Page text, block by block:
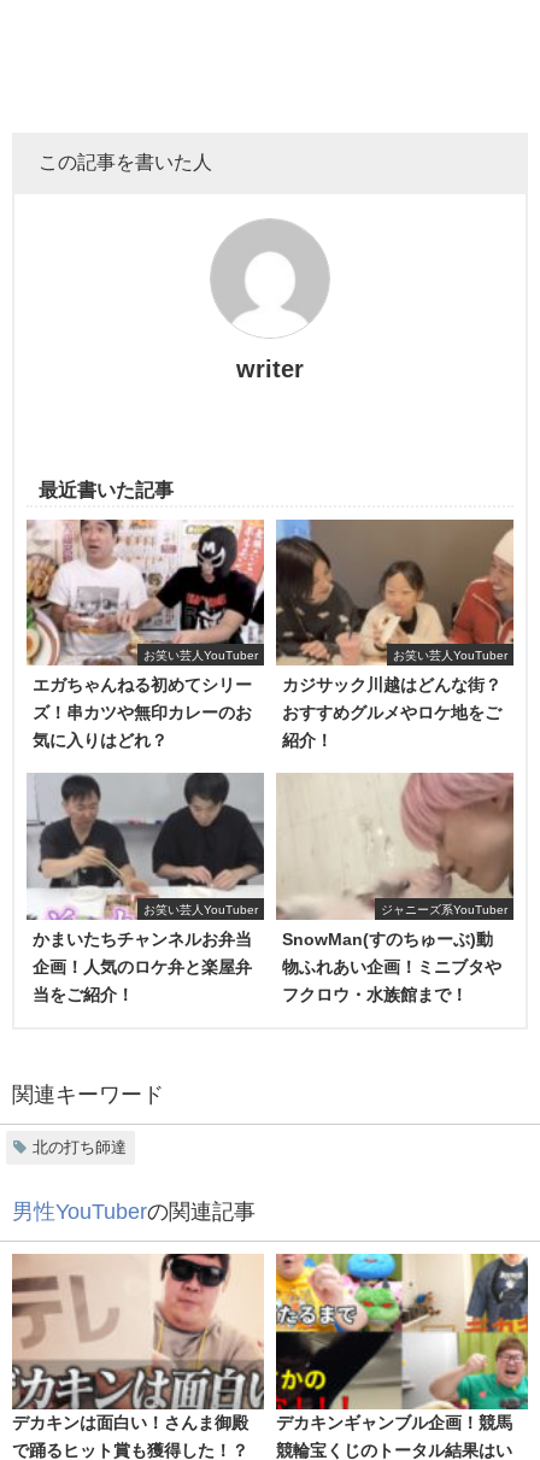
「北呑みふぇると酒場。」という個人チャンネ
実は173㎝も身長があり、180㎝のはるくんが大きく見える
だけで
身長がすごく低いというわけではないんですね。
2人の出会いは中学校時代までさかのぼります。
別々の中学校に通う二人でしたが、ともに野球部に所属し
試合などを通してそれぞれお互いに面識はあったそうで
す。
けにヲタ芸について興味を持ち始め、
北の打ち師達として活動するようになっていったそうで
す。
この記事を書いた人
writer
最近書いた記事
お笑い芸人YouTuber
エガちゃんねる初めてシリー
ズ！串カツや無印カレーのお
気に入りはどれ？
お笑い芸人YouTuber
カジサック川越はどんな街？
おすすめグルメやロケ地をご
紹介！
お笑い芸人YouTuber
かまいたちチャンネルお弁当
企画！人気のロケ弁と楽屋弁
当をご紹介！
ジャニーズ系YouTuber
SnowMan(すのちゅーぶ)動
物ふれあい企画！ミニブタや
フクロウ・水族館まで！
関連キーワード
北の打ち師達
男性YouTuberの関連記事
デカキンは面白い！さんま御殿
で踊るヒット賞も獲得した！？
デカキンギャンブル企画！競馬
競輪宝くじのトータル結果はい